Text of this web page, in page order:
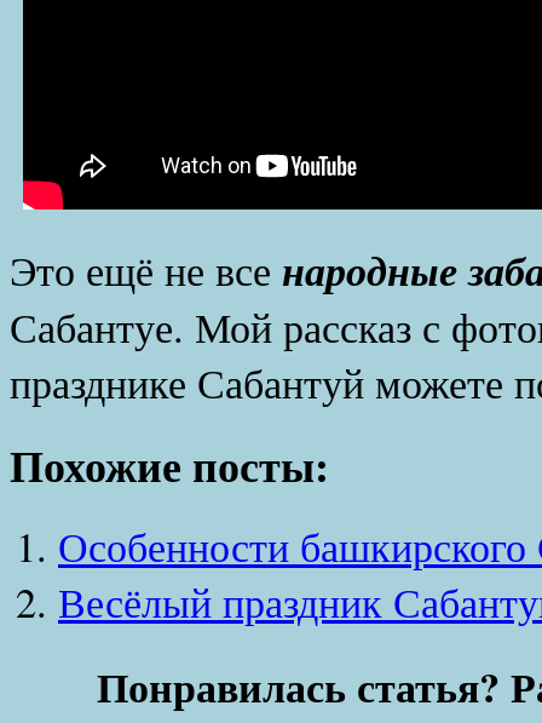
Это ещё не все народные
Сабантуе. Мой рассказ с
празднике Сабантуй можете
Похожие посты:
Особенности башкирского
Весёлый праздник
Понравилась статья?